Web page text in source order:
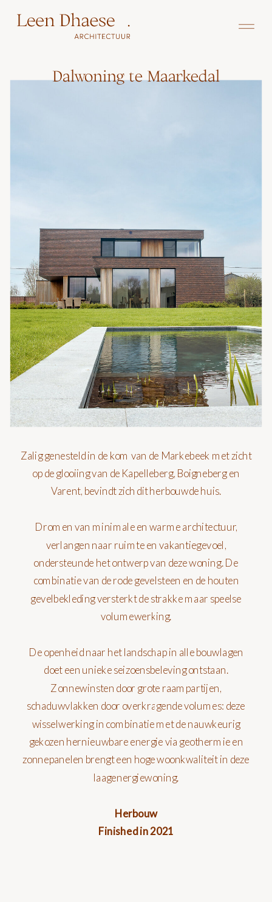
Dalwoning te Maarkedal
Zalig genesteld in de kom van de Markebeek met zicht
op de glooiing van de Kapelleberg, Boigneberg en
Varent, bevindt zich dit herbouwde huis.
Dromen van minimale en warme architectuur,
verlangen naar ruimte en vakantiegevoel,
ondersteunde het ontwerp van deze woning. De
combinatie van de rode gevelsteen en de houten
gevelbekleding versterkt de strakke maar speelse
volumewerking.
De openheid naar het landschap in alle bouwlagen
doet een unieke seizoensbeleving ontstaan.
Zonnewinsten door grote raampartijen,
schaduwvlakken door overkragende volumes: deze
wisselwerking in combinatie met de nauwkeurig
gekozen hernieuwbare energie via geothermie en
zonnepanelen brengt een hoge woonkwaliteit in deze
laagenergiewoning.
Herbouw
Finished in 2021